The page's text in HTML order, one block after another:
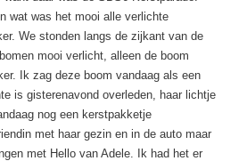
wat was het mooi alle verlichte
We stonden langs de zijkant van de
mooi verlicht, alleen de boom
Ik zag deze boom vandaag als een
is gisterenavond overleden, haar lichtje
nog een kerstpakketje
met haar gezin en in de auto maar
met Hello van Adele. Ik had het er